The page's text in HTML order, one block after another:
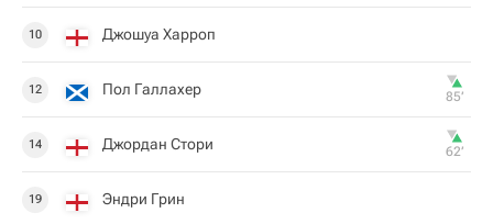
10 Джошуа Харроп
12 Пол Галлахер 85‎’‎
14 Джордан Стори 62‎’‎
19 Эндри Грин